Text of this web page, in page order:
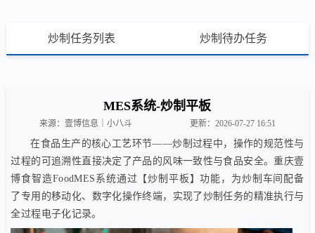
炒制任务列表 炒制待办任务
MES系统-炒制平板
来源：壹博信息｜小八斗 更新：2026-07-27 16:51
在食品生产的核心工艺环节——炒制过程中，操作的规范性与
过程的可追溯性直接决定了产品的风味一致性与食品安全。重庆壹
博食智造FoodMES系统通过【炒制平板】功能，为炒制车间配备
了专用的移动化、数字化操作终端，实现了炒制任务的精准执行与
全过程电子化记录。